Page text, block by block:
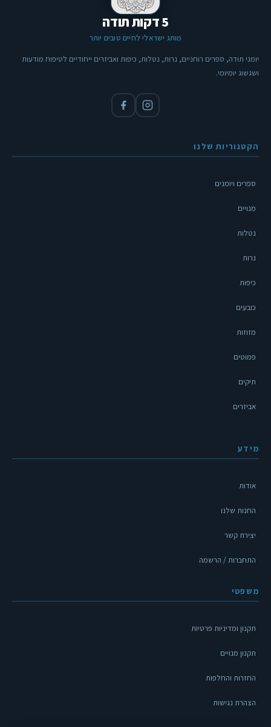
5 דקות תודה
מותג ישראלי לחיים טובים יותר
יומני תודה, ספרים רוחניים, נרות, נטלות, כיפות ואביזרים ייחודיים לטיפוח מודעות
ושגשוג יומיומי.
הקטגוריות שלנו
ספרים ויומנים
מנויים
נטלות
נרות
כיפות
כובעים
מזוזות
פמוטים
תיקים
אביזרים
מידע
אודות
החנות שלנו
יצירת קשר
התחברות / הרשמה
משפטי
תקנון ומדיניות פרטיות
תקנון מנויים
החזרות והחלפות
הצהרת נגישות